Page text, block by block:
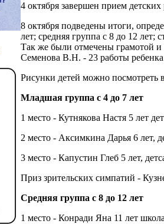
4 октября завершен прием
8 октября подведены итоги,
лет; средняя группа с 8 до 12 лет;
Так же были отмечены грамотой
Семенова В.Н. - 23 работы
Рисунки детей можно посмотреть в
Младшая группа с 4 до 7 лет
1 место - Кутнякова Настя 5 лет
2 место - Аксимкина Дарья 6 лет,
3 место - Капустин Глеб 5 лет,
Приз зрительских симпатий -
Средняя группа с 8 до 12 лет
1 место - Конради Яна 11 лет